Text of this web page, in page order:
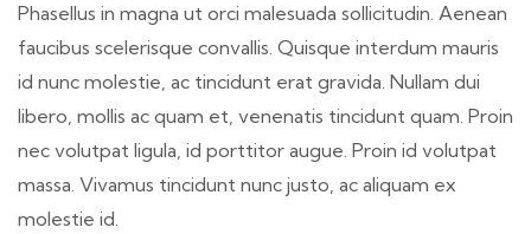
Phasellus in magna ut orci malesuada sollicitudin. Aenean
faucibus scelerisque convallis. Quisque interdum mauris
id nunc molestie, ac tincidunt erat gravida. Nullam dui
libero, mollis ac quam et, venenatis tincidunt quam. Proin
nec volutpat ligula, id porttitor augue. Proin id volutpat
massa. Vivamus tincidunt nunc justo, ac aliquam ex
molestie id.